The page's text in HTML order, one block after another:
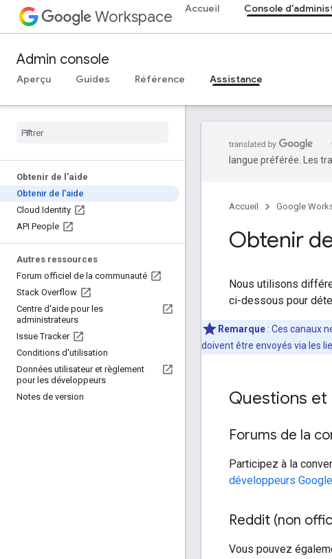
Workspace Accueil Console
Admin console
Aperçu Guides Référence Assistance
Obtenir de l'aide
Obtenir de l'aide
Cloud Identity
API People
Autres ressources
Forum officiel de la communauté
Stack Overflow
Centre d'aide pour les
administrateurs
Issue Tracker
Conditions d'utilisation
Données utilisateur et règlement
pour les développeurs
Notes de version
langue préférée. Les
Accueil Google
Obtenir
Nous utilisons
ci-dessous pour
Remarque : Ces canaux
doivent être envoyés via les
Questions et
Forums de la
Participez à la
développeurs
Reddit (non
Vous pouvez